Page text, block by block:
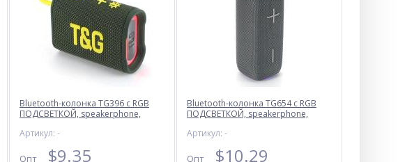
Bluetooth-колонка TG396 с RGB
ПОДСВЕТКОЙ, speakerphone,
Артикул: -
Опт $9.35
Bluetooth-колонка TG654 с RGB
ПОДСВЕТКОЙ, speakerphone,
Артикул: -
Опт $10.29